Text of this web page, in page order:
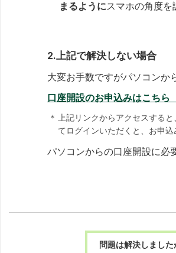
まるようにスマホの角度
2.上記で解決しない場合
大変お手数ですがパソコンか
口座開設のお申込みはこちら
＊
上記リンクからアクセスする
てログインいただくと、お申
パソコンからの口座開設に必
問題は解決しました